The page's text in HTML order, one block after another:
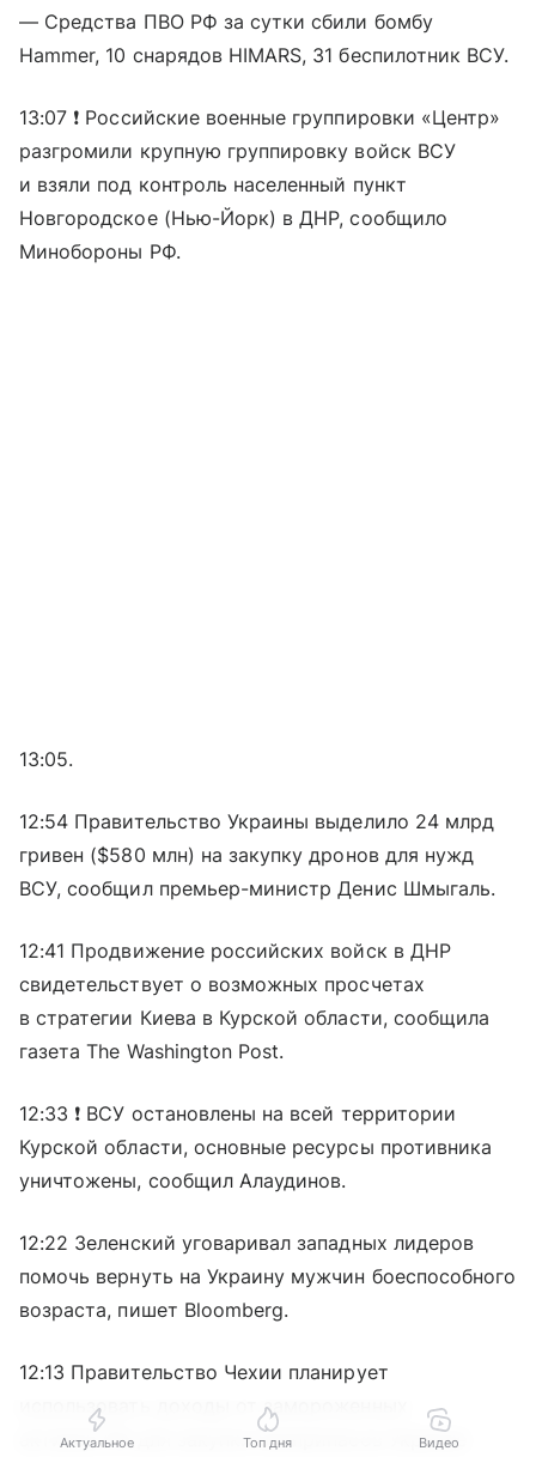
— Средства ПВО РФ за сутки сбили бомбу
Hammer, 10 снарядов HIMARS, 31 беспилотник ВСУ.
13:07 ❗️ Российские военные группировки «Центр»
разгромили крупную группировку войск ВСУ
и взяли под контроль населенный пункт
Новгородское (Нью-Йорк) в ДНР, сообщило
Минобороны РФ.
13:05.
12:54 Правительство Украины выделило 24 млрд
гривен ($580 млн) на закупку дронов для нужд
ВСУ, сообщил премьер-министр Денис Шмыгаль.
12:41 Продвижение российских войск в ДНР
свидетельствует о возможных просчетах
в стратегии Киева в Курской области, сообщила
газета The Washington Post.
12:33 ❗️ ВСУ остановлены на всей территории
Курской области, основные ресурсы противника
уничтожены, сообщил Алаудинов.
12:22 Зеленский уговаривал западных лидеров
помочь вернуть на Украину мужчин боеспособного
возраста, пишет Bloomberg.
12:13 Правительство Чехии планирует
использовать доходы от замороженных
активов РФ для закупки боеприпасов Украине
Актуальное Топ дня Видео